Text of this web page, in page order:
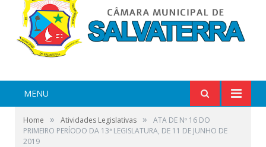
MENU
Home » Atividades Legislativas »
ATA DE Nº 16 DO
PRIMEIRO PERÍODO DA 13ª LEGISLATURA, DE 11 DE JUNHO DE
2019